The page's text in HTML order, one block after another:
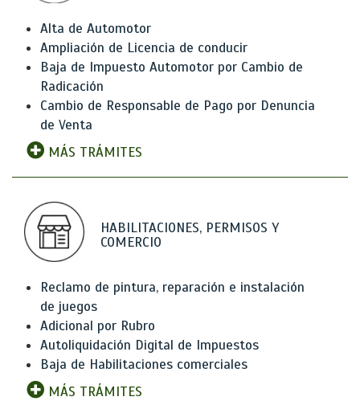
Alta de Automotor
Ampliación de Licencia de conducir
Baja de Impuesto Automotor por Cambio de
Radicación
Cambio de Responsable de Pago por Denuncia
de Venta
MÁS TRÁMITES
HABILITACIONES, PERMISOS Y
COMERCIO
Reclamo de pintura, reparación e instalación
de juegos
Adicional por Rubro
Autoliquidación Digital de Impuestos
Baja de Habilitaciones comerciales
MÁS TRÁMITES